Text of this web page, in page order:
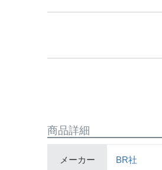
商品詳細
メーカー BR社